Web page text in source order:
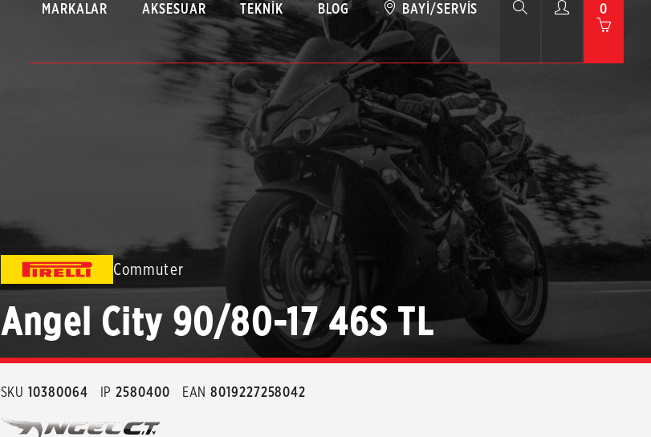
MARKALAR AKSESUAR TEKNIK BLOG BAYI/SERVIS 0
Commuter
Angel City 90/80-17 46S TL
SKU 10380064 IP 2580400 EAN 8019227258042